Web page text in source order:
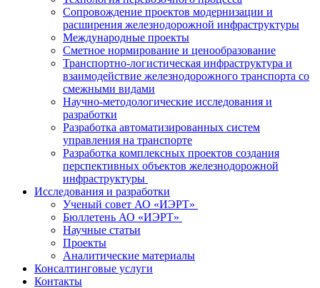
Сопровождение проектов модернизации и
расширения железнодорожной инфраструктуры
Международные проекты
Сметное нормирование и ценообразование
Транспортно-логистическая инфраструктура и
взаимодействие железнодорожного транспорта со
смежными видами
Научно-методологические исследования и
разработки
Разработка автоматизированных систем
управления на транспорте
Разработка комплексных проектов создания
перспективных объектов железнодорожной
инфраструктуры
Исследования и разработки
Ученый совет АО «ИЭРТ»
Бюллетень АО «ИЭРТ»
Научные статьи
Проекты
Аналитические материалы
Консалтинговые услуги
Контакты